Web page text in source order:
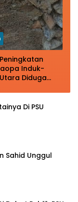
Induk-
Diduga
Di PSU
Sahid Unggul